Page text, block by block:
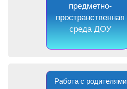
предметно-
пространственная
среда ДОУ
Работа с родителями